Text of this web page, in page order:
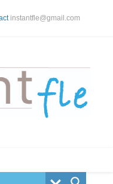
instantfle@gmail.com